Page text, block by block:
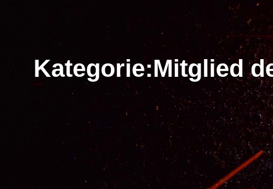
Kategorie:Mitglied